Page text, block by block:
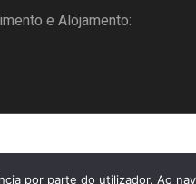
e Alojamento:
por parte do utilizador. Ao